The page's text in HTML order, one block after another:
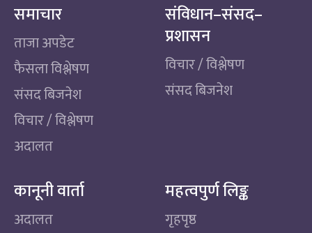
समाचार
ताजा अपडेट
फैसला विश्लेषण
संसद बिजनेश
विचार / विश्लेषण
अदालत
संविधान–संसद–
प्रशासन
विचार / विश्लेषण
संसद बिजनेश
कानूनी वार्ता
अदालत
महत्वपुर्ण लिङ्क
गृहपृष्ठ